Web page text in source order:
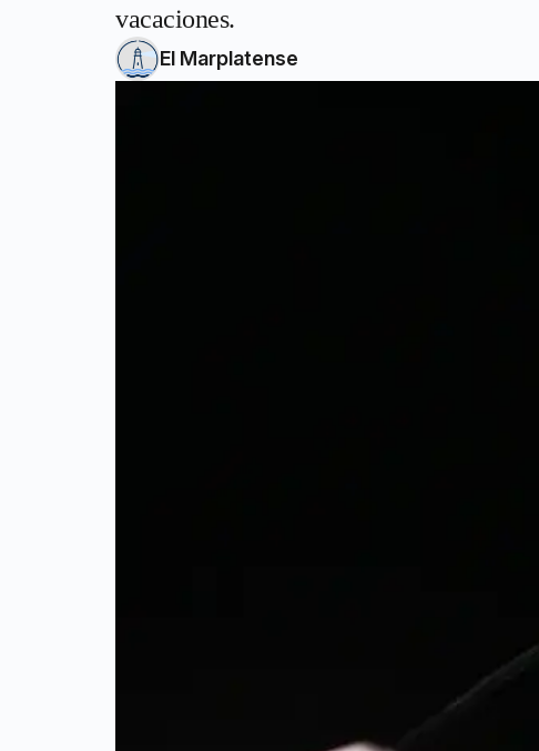
vacaciones.
El Marplatense